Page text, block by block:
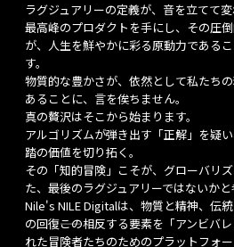
ラグジュアリーの定義が、音を立てて変
最高峰のプロダクトを手にし、その圧
が、人生を鮮やかに彩る原動力である
す。
物質的な豊かさが、依然として私たち
あることに、言を俟ちません。
真の贅沢はそこから始まります。
アルゴリズムが弾き出す「正解」を疑
踏の価値を切り拓く。
その「知的冒険」こそが、グローバリ
た、最後のラグジュアリーではないかと
Nile's NILE Digitalは、物質と精神、伝
の回復――この相反する要素を「アンビバ
れた冒険者たちのためのプラットフォー